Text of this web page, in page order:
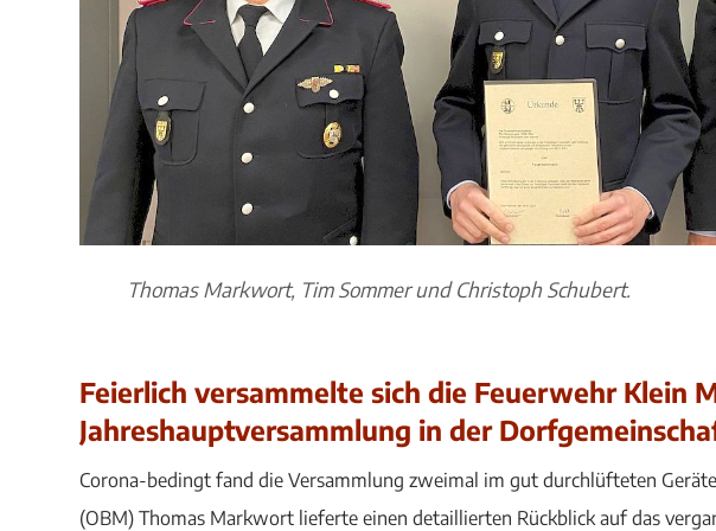
Thomas Markwort, Tim Sommer und Christoph Schubert.
Feierlich versammelte sich die Feuerwehr Klein
Jahreshauptversammlung in der
Corona-bedingt fand die Versammlung zweimal im gut durchlüfteten
(OBM) Thomas Markwort lieferte einen detaillierten Rückblick auf das